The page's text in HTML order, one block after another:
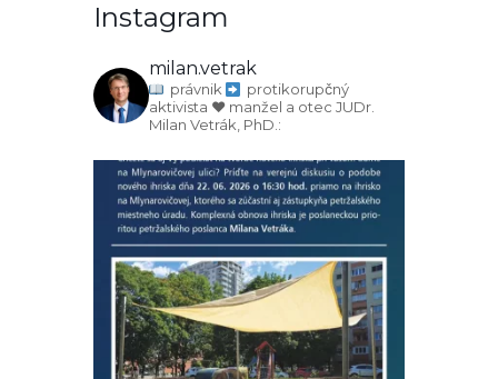
Instagram
milan.vetrak
právnik
protikorupčný
aktivista ♥️ manžel a otec JUDr.
Milan Vetrák, PhD.: